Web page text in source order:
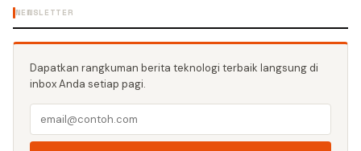
NEWSLETTER
Dapatkan rangkuman berita teknologi terbaik langsung di
inbox Anda setiap pagi.